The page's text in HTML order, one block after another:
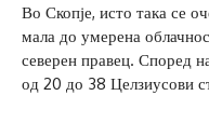
Во Скопје, исто така се
мала до умерена
северен правец. Според
од 20 до 38 Целзиусови